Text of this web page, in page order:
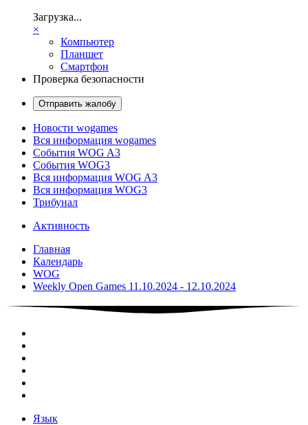
Загрузка...
×
Компьютер
Планшет
Смартфон
Проверка безопасности
Отправить жалобу
Новости wogames
Вся информация wogames
События WOG A3
События WOG3
Вся информация WOG A3
Вся информация WOG3
Трибунал
Активность
Главная
Календарь
WOG
Weekly Open Games 11.10.2024 - 12.10.2024
Язык